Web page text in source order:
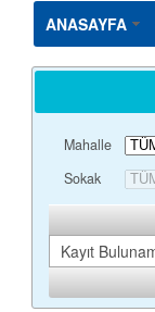
ANASAYFA
Mahalle
Sokak
Kayıt